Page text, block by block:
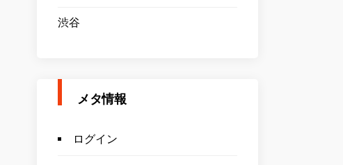
渋谷
メタ情報
ログイン